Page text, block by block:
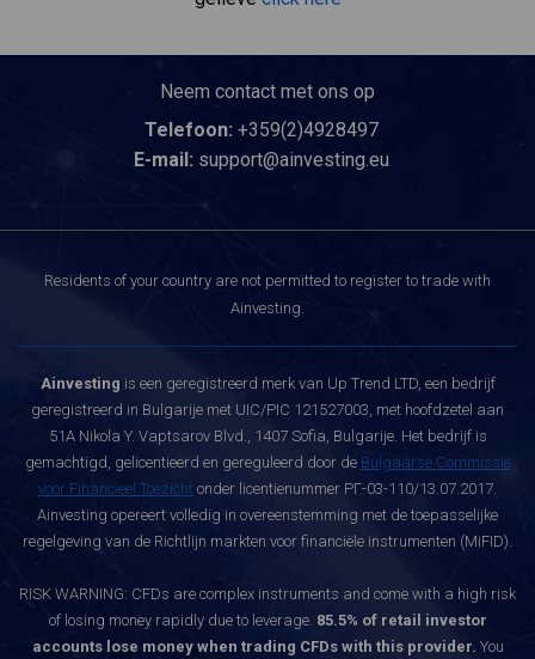
Neem contact met ons op
Telefoon: +359(2)4928497
E-mail: support@ainvesting.eu
Residents of your country are not permitted to register to trade with
Ainvesting.
Ainvesting is een geregistreerd merk van Up Trend LTD, een bedrijf
geregistreerd in Bulgarije met UIC/PIC 121527003, met hoofdzetel aan
51A Nikola Y. Vaptsarov Blvd., 1407 Sofia, Bulgarije. Het bedrijf is
gemachtigd, gelicentieerd en gereguleerd door de Bulgaarse Commissie
voor Financieel Toezicht onder licentienummer РГ-03-110/13.07.2017.
Ainvesting opereert volledig in overeenstemming met de toepasselijke
regelgeving van de Richtlijn markten voor financiële instrumenten (MiFID).
RISK WARNING: CFDs are complex instruments and come with a high risk
of losing money rapidly due to leverage. 85.5% of retail investor
accounts lose money when trading CFDs with this provider. You